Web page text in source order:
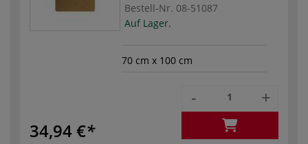
Bestell-Nr. 08-51087
Auf Lager.
70 cm x 100 cm
34,94 €
- +